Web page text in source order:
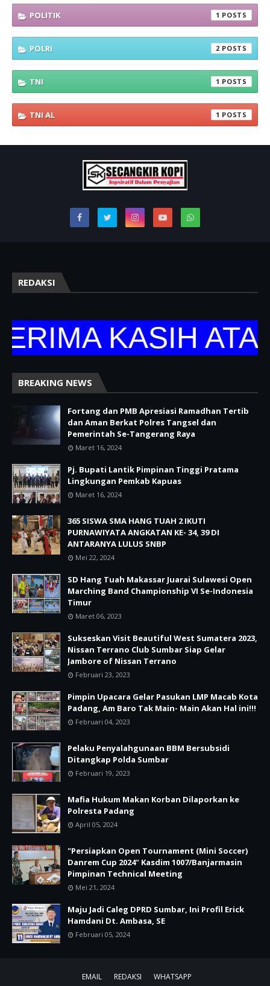
POLITIK 1
POLRI 2
TNI 1
TNI AL 1
REDAKSI
KASIH ATAS
BREAKING NEWS
Fortang dan PMB Apresiasi Ramadhan Tertib
dan Aman Berkat Polres Tangsel dan
Pemerintah Se-Tangerang Raya
Maret 16, 2024
Pj. Bupati Lantik Pimpinan Tinggi Pratama
Lingkungan Pemkab Kapuas
Maret 16, 2024
365 SISWA SMA HANG TUAH 2 IKUTI
PURNAWIYATA ANGKATAN KE- 34, 39 DI
ANTARANYA LULUS SNBP
Mei 22, 2024
SD Hang Tuah Makassar Juarai Sulawesi Open
Marching Band Championship VI Se-Indonesia
Timur
Maret 06, 2023
Sukseskan Visit Beautiful West Sumatera 2023,
Nissan Terrano Club Sumbar Siap Gelar
Jambore of Nissan Terrano
Februari 23, 2023
Pimpin Upacara Gelar Pasukan LMP Macab Kota
Padang, Am Baro Tak Main- Main Akan Hal ini!!!
Februari 04, 2023
Pelaku Penyalahgunaan BBM Bersubsidi
Ditangkap Polda Sumbar
Februari 19, 2023
Mafia Hukum Makan Korban Dilaporkan ke
Polresta Padang
April 05, 2024
"Persiapkan Open Tournament (Mini Soccer)
Danrem Cup 2024" Kasdim 1007/Banjarmasin
Pimpinan Technical Meeting
Mei 21, 2024
Maju Jadi Caleg DPRD Sumbar, Ini Profil Erick
Hamdani Dt. Ambasa, SE
Februari 05, 2024
EMAIL REDAKSI WHATSAPP